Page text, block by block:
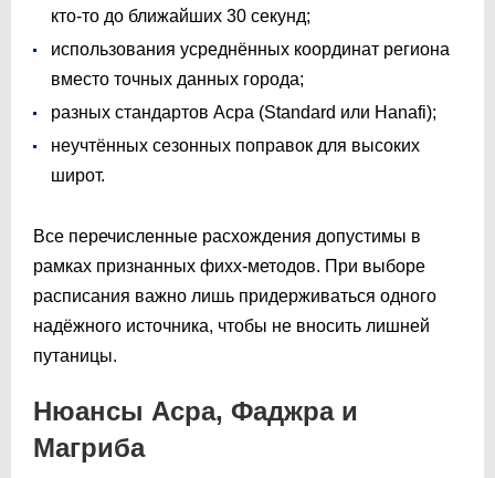
кто-то до ближайших 30 секунд;
использования усреднённых координат региона
вместо точных данных города;
разных стандартов Асра (Standard или Hanafi);
неучтённых сезонных поправок для высоких
широт.
Все перечисленные расхождения допустимы в
рамках признанных фихх-методов. При выборе
расписания важно лишь придерживаться одного
надёжного источника, чтобы не вносить лишней
путаницы.
Нюансы Асра, Фаджра и
Магриба